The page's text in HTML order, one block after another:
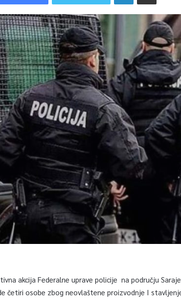
akcija Federalne uprave policije na području
četiri osobe zbog neovlaštene proizvodnje I